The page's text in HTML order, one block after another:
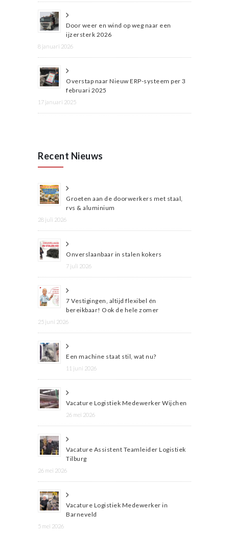
Door weer en wind op weg naar een
ijzersterk 2026
8 januari 2026
Overstap naar Nieuw ERP-systeem per 3
februari 2025
17 januari 2025
Recent Nieuws
Groeten aan de doorwerkers met staal,
rvs & aluminium
28 juli 2026
Onverslaanbaar in stalen kokers
7 juli 2026
7 Vestigingen, altijd flexibel én
bereikbaar! Ook de hele zomer
25 juni 2026
Een machine staat stil, wat nu?
11 juni 2026
Vacature Logistiek Medewerker Wijchen
26 mei 2026
Vacature Assistent Teamleider Logistiek
Tilburg
26 mei 2026
Vacature Logistiek Medewerker in
Barneveld
5 mei 2026